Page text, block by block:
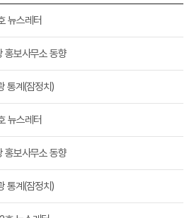
뉴스레터
홍보사무소 동향
통계(잠정치)
뉴스레터
홍보사무소 동향
통계(잠정치)